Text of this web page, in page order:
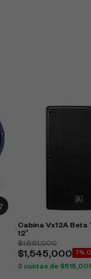
Cabina Vx12A
12″
$1,661,000
$1,545,000 7%
3 cuotas de $